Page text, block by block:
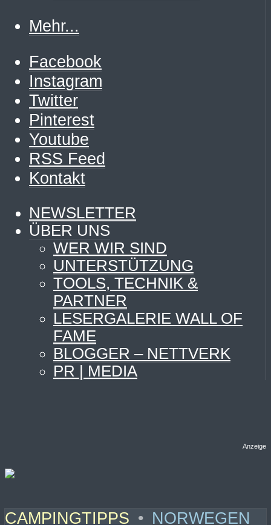
Mehr...
Facebook
Instagram
Twitter
Pinterest
Youtube
RSS Feed
Kontakt
NEWSLETTER
ÜBER UNS
WER WIR SIND
UNTERSTÜTZUNG
TOOLS, TECHNIK &
PARTNER
LESERGALERIE WALL OF
FAME
BLOGGER – NETTVERK
PR | MEDIA
Anzeige
CAMPINGTIPPS • NORWEGEN